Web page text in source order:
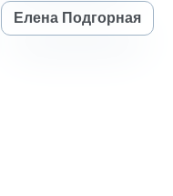
Елена Подгорная